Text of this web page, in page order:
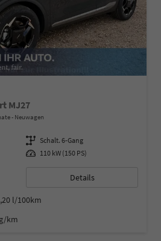
MJ27
Neuwagen
Getriebe Schalt. 6-Gang
Leistung 110 kW (150 PS)
Details
l/100km
km